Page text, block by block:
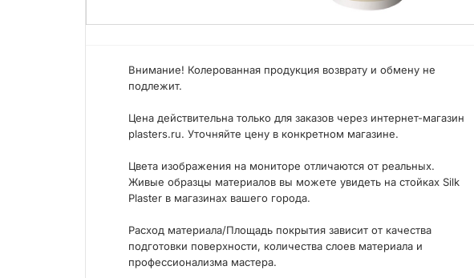
Внимание! Колерованная продукция возврату и обмену не
подлежит.
Цена действительна только для заказов через интернет-магазин
plasters.ru. Уточняйте цену в конкретном магазине.
Цвета изображения на мониторе отличаются от реальных.
Живые образцы материалов вы можете увидеть на стойках Silk
Plaster в магазинах вашего города.
Расход материала/Площадь покрытия зависит от качества
подготовки поверхности, количества слоев материала и
профессионализма мастера.